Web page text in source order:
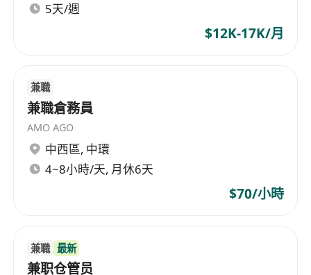
5天/週
$12K-17K/月
兼職
兼職倉務員
AMO AGO
中西區, 中環
4~8小時/天, 月休6天
$70/小時
兼職 最新
兼职仓管员